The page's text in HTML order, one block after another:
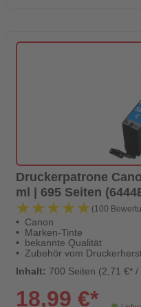
Druckerpatrone
ml | 695 Seiten
★★★★★
★★★★★ (100
Canon
Marken-Tinte
bekannte Qualität
Zubehör vom
Inhalt: 700 Seiten (2,71 €* /
18,99 €*